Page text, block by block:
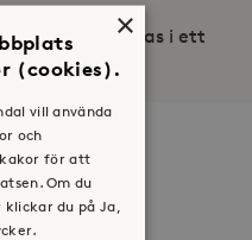
(öppnas i ett
×
(cookies).
vill använda
och
för att
Om du
du på Ja,